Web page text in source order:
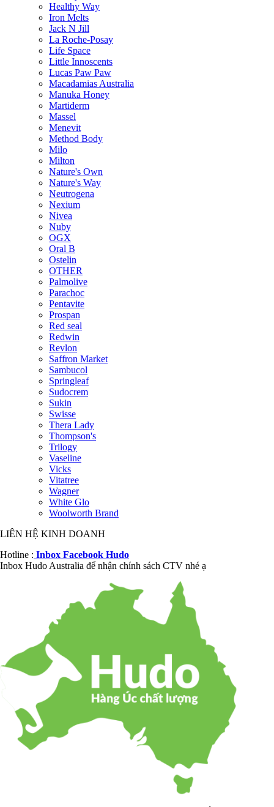
Healthy Way
Iron Melts
Jack N Jill
La Roche-Posay
Life Space
Little Innoscents
Lucas Paw Paw
Macadamias Australia
Manuka Honey
Martiderm
Massel
Menevit
Method Body
Milo
Milton
Nature's Own
Nature's Way
Neutrogena
Nexium
Nivea
Nuby
OGX
Oral B
Ostelin
OTHER
Palmolive
Parachoc
Pentavite
Prospan
Red seal
Redwin
Revlon
Saffron Market
Sambucol
Springleaf
Sudocrem
Sukin
Swisse
Thera Lady
Thompson's
Trilogy
Vaseline
Vicks
Vitatree
Wagner
White Glo
Woolworth Brand
LIÊN HỆ KINH DOANH
Hotline : Inbox Facebook Hudo
Inbox Hudo Australia để nhận chính sách CTV nhé ạ